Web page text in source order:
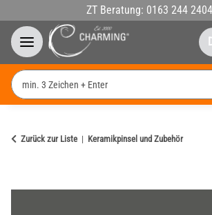
ZT Beratung: 0163 244 2404
Zurück zur Liste Keramikpinsel und Zubehör